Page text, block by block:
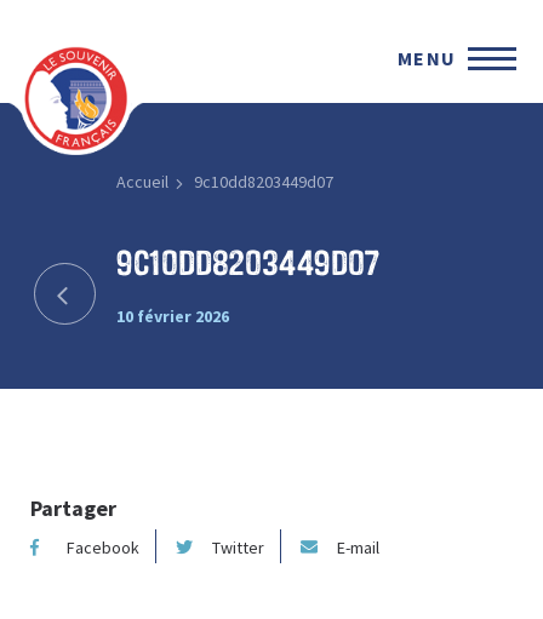
MENU
Accueil 9c10dd8203449d07
9c10dd8203449d07
10 février 2026
Partager
Facebook Twitter E-mail